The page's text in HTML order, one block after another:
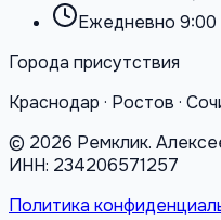
Ежедневно
Города присутствия
Краснодар · Ростов ·
© 2026 Ремклик.
ИНН: 234206571257
Политика